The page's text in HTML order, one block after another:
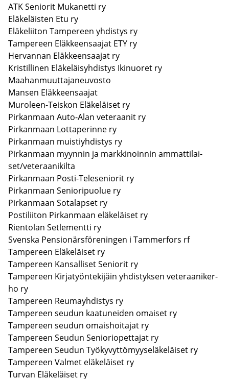
ATK Se­nio­rit Mu­ka­net­ti ry
Elä­ke­läis­ten Etu ry
Elä­ke­lii­ton Tam­pe­reen yh­dis­tys ry
Tam­pe­reen Eläk­keen­saa­jat ETY ry
Her­van­nan Eläk­keen­saa­jat ry
Kris­til­li­nen Elä­ke­läi­syh­dis­tys Iki­nuo­ret ry
Maa­han­muut­ta­ja­neu­vos­to
Man­sen Eläk­keen­saa­jat
Muroleen-​Teiskon Elä­ke­läi­set ry
Pir­kan­maan Auto-​Alan ve­te­raa­nit ry
Pir­kan­maan Lot­ta­pe­rin­ne ry
Pir­kan­maan muis­tiyh­dis­tys ry
Pir­kan­maan myyn­nin ja mark­ki­noin­nin am­mat­ti­lai­
set/ve­te­raa­ni­kil­ta
Pir­kan­maan Posti-​Teleseniorit ry
Pir­kan­maan Se­nio­ri­puo­lue ry
Pir­kan­maan So­ta­lap­set ry
Pos­ti­lii­ton Pir­kan­maan elä­ke­läi­set ry
Rien­to­lan Set­le­ment­ti ry
Svens­ka Pen­sio­närsfö­re­nin­gen i Tam­mer­fors rf
Tam­pe­reen Elä­ke­läi­set ry
Tam­pe­reen Kan­sal­li­set Se­nio­rit ry
Tam­pe­reen Kir­ja­työn­te­ki­jäin yh­dis­tyk­sen ve­te­raa­ni­ker­
ho ry
Tam­pe­reen Reu­mayh­dis­tys ry
Tam­pe­reen seu­dun kaa­tu­nei­den omai­set ry
Tam­pe­reen seu­dun omais­hoi­ta­jat ry
Tam­pe­reen Seu­dun Se­nio­rio­pet­ta­jat ry
Tam­pe­reen Seu­dun Työ­ky­vyt­tö­myy­se­lä­ke­läi­set ry
Tam­pe­reen Val­met elä­ke­läi­set ry
Tur­van Elä­ke­läi­set ry